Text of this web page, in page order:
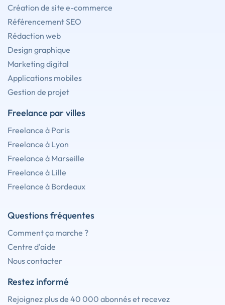
Création de site e-commerce
Référencement SEO
Rédaction web
Design graphique
Marketing digital
Applications mobiles
Gestion de projet
Freelance par villes
Freelance à Paris
Freelance à Lyon
Freelance à Marseille
Freelance à Lille
Freelance à Bordeaux
Questions fréquentes
Comment ça marche ?
Centre d'aide
Nous contacter
Restez informé
Rejoignez plus de 40 000 abonnés et recevez